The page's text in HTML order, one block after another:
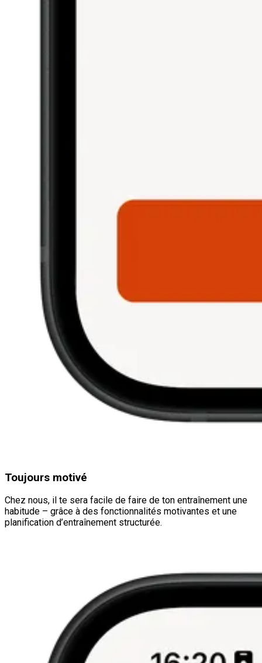
Toujours motivé
Chez nous, il te sera facile de faire de ton entraînement une
habitude – grâce à des fonctionnalités motivantes et une
planification d’entraînement structurée.